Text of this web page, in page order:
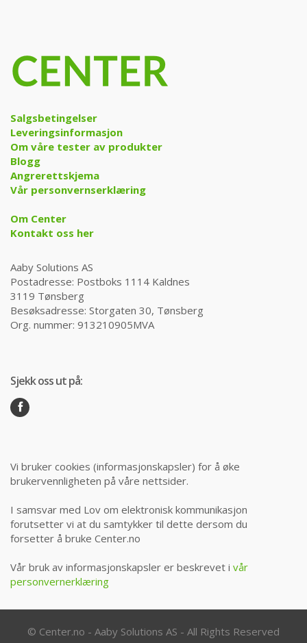
Salgsbetingelser
Leveringsinformasjon
Om våre tester av produkter
Blogg
Angrerettskjema
Vår personvernserklæring
Om Center
Kontakt oss her
Aaby Solutions AS
Postadresse: Postboks 1114 Kaldnes
3119 Tønsberg
Besøksadresse: Storgaten 30, Tønsberg
Org. nummer: 913210905MVA
Sjekk oss ut på:
Vi bruker cookies (informasjonskapsler) for å øke
brukervennligheten på våre nettsider.
I samsvar med Lov om elektronisk kommunikasjon
forutsetter vi at du samtykker til dette dersom du
forsetter å bruke Center.no
Vår bruk av informasjonskapsler er beskrevet i vår
personvernerklæring
© Center.no - Aaby Solutions AS - All Rights Reserved